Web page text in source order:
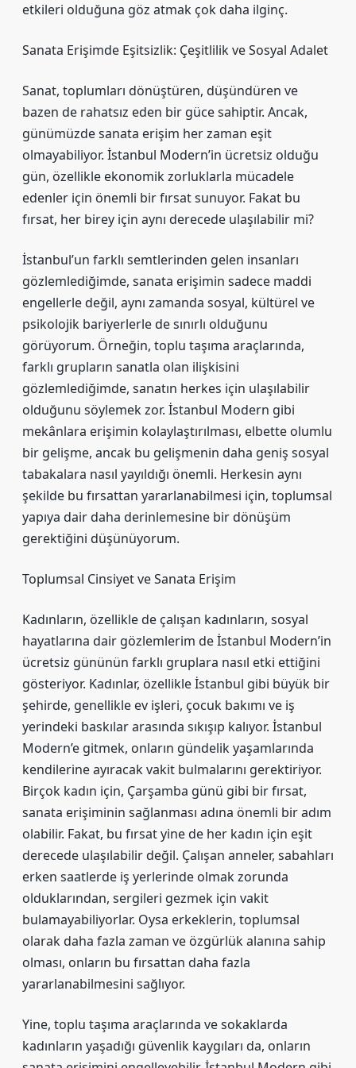
etkileri olduğuna göz atmak çok daha ilginç.
Sanata Erişimde Eşitsizlik: Çeşitlilik ve Sosyal Adalet
Sanat, toplumları dönüştüren, düşündüren ve
bazen de rahatsız eden bir güce sahiptir. Ancak,
günümüzde sanata erişim her zaman eşit
olmayabiliyor. İstanbul Modern’in ücretsiz olduğu
gün, özellikle ekonomik zorluklarla mücadele
edenler için önemli bir fırsat sunuyor. Fakat bu
fırsat, her birey için aynı derecede ulaşılabilir mi?
İstanbul’un farklı semtlerinden gelen insanları
gözlemlediğimde, sanata erişimin sadece maddi
engellerle değil, aynı zamanda sosyal, kültürel ve
psikolojik bariyerlerle de sınırlı olduğunu
görüyorum. Örneğin, toplu taşıma araçlarında,
farklı grupların sanatla olan ilişkisini
gözlemlediğimde, sanatın herkes için ulaşılabilir
olduğunu söylemek zor. İstanbul Modern gibi
mekânlara erişimin kolaylaştırılması, elbette olumlu
bir gelişme, ancak bu gelişmenin daha geniş sosyal
tabakalara nasıl yayıldığı önemli. Herkesin aynı
şekilde bu fırsattan yararlanabilmesi için, toplumsal
yapıya dair daha derinlemesine bir dönüşüm
gerektiğini düşünüyorum.
Toplumsal Cinsiyet ve Sanata Erişim
Kadınların, özellikle de çalışan kadınların, sosyal
hayatlarına dair gözlemlerim de İstanbul Modern’in
ücretsiz gününün farklı gruplara nasıl etki ettiğini
gösteriyor. Kadınlar, özellikle İstanbul gibi büyük bir
şehirde, genellikle ev işleri, çocuk bakımı ve iş
yerindeki baskılar arasında sıkışıp kalıyor. İstanbul
Modern’e gitmek, onların gündelik yaşamlarında
kendilerine ayıracak vakit bulmalarını gerektiriyor.
Birçok kadın için, Çarşamba günü gibi bir fırsat,
sanata erişiminin sağlanması adına önemli bir adım
olabilir. Fakat, bu fırsat yine de her kadın için eşit
derecede ulaşılabilir değil. Çalışan anneler, sabahları
erken saatlerde iş yerlerinde olmak zorunda
olduklarından, sergileri gezmek için vakit
bulamayabiliyorlar. Oysa erkeklerin, toplumsal
olarak daha fazla zaman ve özgürlük alanına sahip
olması, onların bu fırsattan daha fazla
yararlanabilmesini sağlıyor.
Yine, toplu taşıma araçlarında ve sokaklarda
kadınların yaşadığı güvenlik kaygıları da, onların